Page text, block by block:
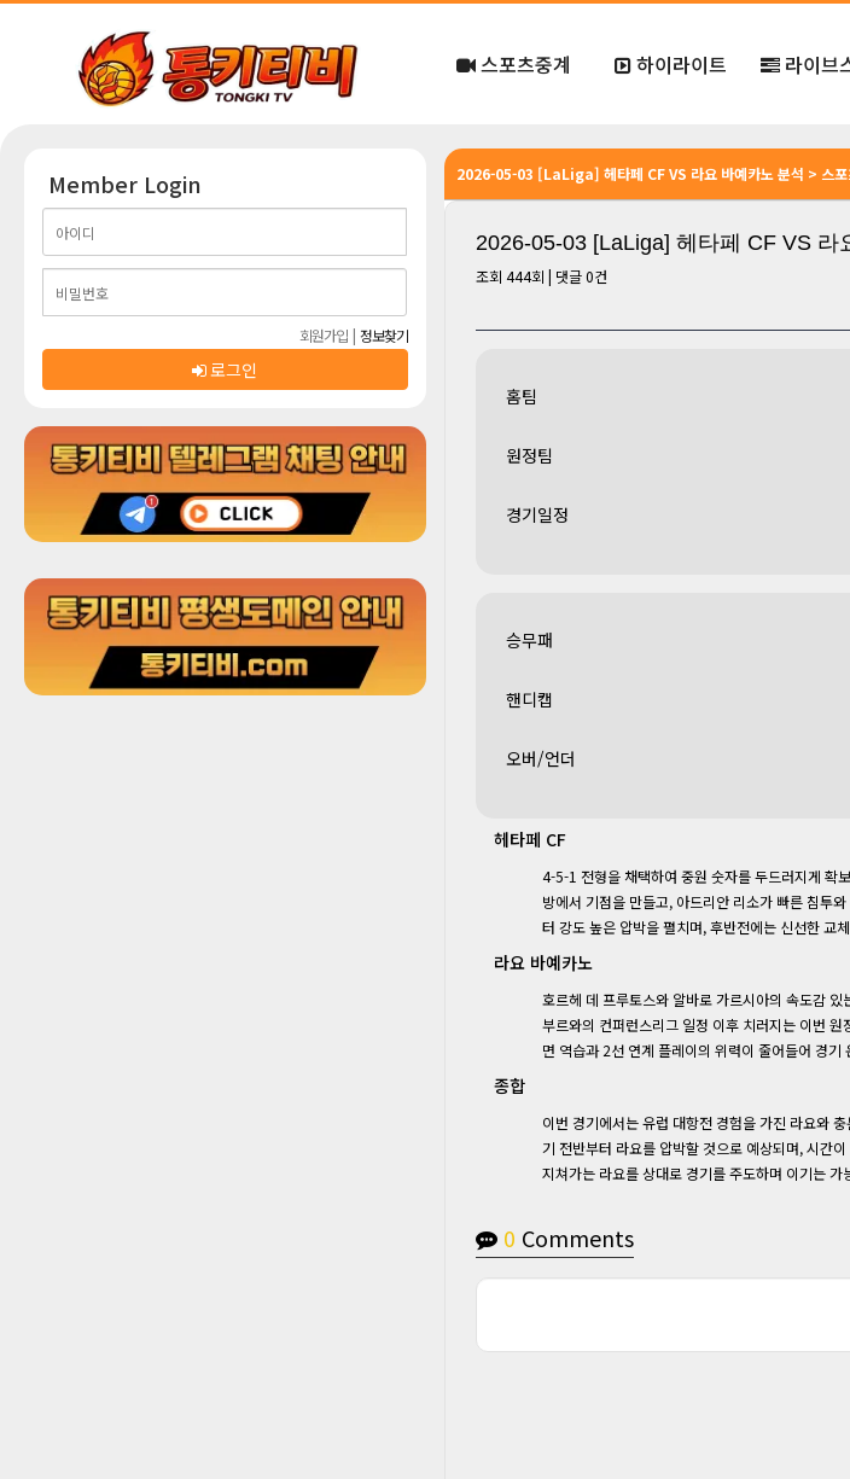
스포츠중계 하이라이트 라이브
2026-05-03 [LaLiga] 헤타페 CF VS 라요 바예카노 분석 > 스포
2026-05-03 [LaLiga] 헤타페 CF VS 라
조회 444회 | 댓글0건
홈팀
원정팀
경기일정
승무패
핸디캡
오버/언더
헤타페 CF
4-5-1 전형을 채택하여 중원 숫자를 두드러지게 확
방에서 기점을 만들고, 아드리안 리소가 빠른 침투
터 강도 높은 압박을 펼치며, 후반전에는 신선한 교
라요 바예카노
호르헤 데 프루토스와 알바로 가르시아의 속도감
부르와의 컨퍼런스리그 일정 이후 치러지는 이번
면 역습과 2선 연계 플레이의 위력이 줄어들어 경기
종합
이번 경기에서는 유럽 대항전 경험을 가진 라요와
기 전반부터 라요를 압박할 것으로 예상되며, 시간
지쳐가는 라요를 상대로 경기를 주도하며 이기는 가
0 Comments
Member Login
회원가입 | 정보찾기
로그인